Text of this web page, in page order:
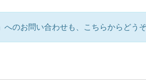
へのお問い合わせも、こちらからどうぞ